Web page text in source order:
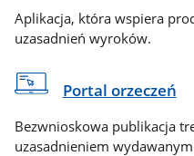
Aplikacja, która wspiera
uzasadnień wyroków.
Portal orzeczeń
Bezwnioskowa publikacja
uzasadnieniem